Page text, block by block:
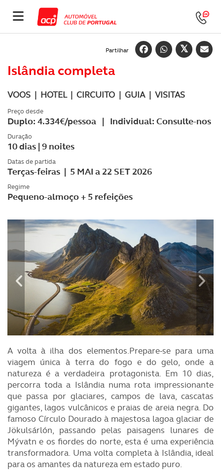
Partilhar
Islândia completa
VOOS | HOTEL | CIRCUITO | GUIA | VISITAS
Preço desde
Duplo: 4.334€/pessoa | Individual: Consulte-nos
Duração
10 dias | 9 noites
Datas de partida
Terças-feiras | 5 MAI a 22 SET 2026
Regime
Pequeno-almoço + 5 refeições
A volta à ilha dos elementos.Prepare-se para uma
viagem única à terra do fogo e do gelo, onde a
natureza é a verdadeira protagonista. Em 10 dias,
percorra toda a Islândia numa rota impressionante
que passa por glaciares, campos de lava, cascatas
gigantes, lagos vulcânicos e praias de areia negra. Do
famoso Círculo Dourado à majestosa lagoa glaciar de
Jökulsárlón, passando pelas paisagens lunares de
Mývatn e os fiordes do norte, esta é uma experiência
transformadora. Uma volta completa à Islândia, ideal
para os amantes da natureza em estado puro.